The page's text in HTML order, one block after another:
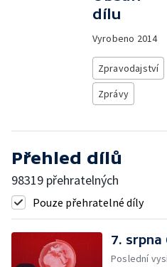
dílu
Vyrobeno 2014
Zpravodajství
Zprávy
Přehled dílů
98319 přehratelných
Pouze přehratelné díly
7. srpna
Poslední